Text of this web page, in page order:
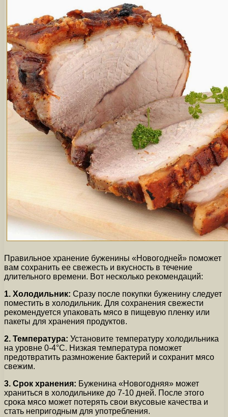
Правильное хранение буженины «Новогодней» поможет
вам сохранить ее свежесть и вкусность в течение
длительного времени. Вот несколько рекомендаций:
1. Холодильник: Сразу после покупки буженину следует
поместить в холодильник. Для сохранения свежести
рекомендуется упаковать мясо в пищевую пленку или
пакеты для хранения продуктов.
2. Температура: Установите температуру холодильника
на уровне 0-4°C. Низкая температура поможет
предотвратить размножение бактерий и сохранит мясо
свежим.
3. Срок хранения: Буженина «Новогодняя» может
храниться в холодильнике до 7-10 дней. После этого
срока мясо может потерять свои вкусовые качества и
стать непригодным для употребления.